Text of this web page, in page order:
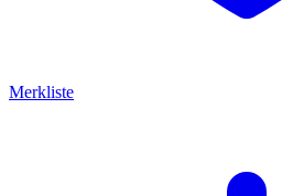
Merkliste